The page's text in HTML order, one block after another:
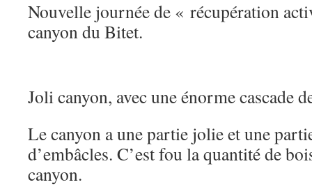
Nouvelle journée de « récupération
canyon du Bitet.
Joli canyon, avec une énorme cascade
Le canyon a une partie jolie et une
d’embâcles. C’est fou la quantité de
canyon.